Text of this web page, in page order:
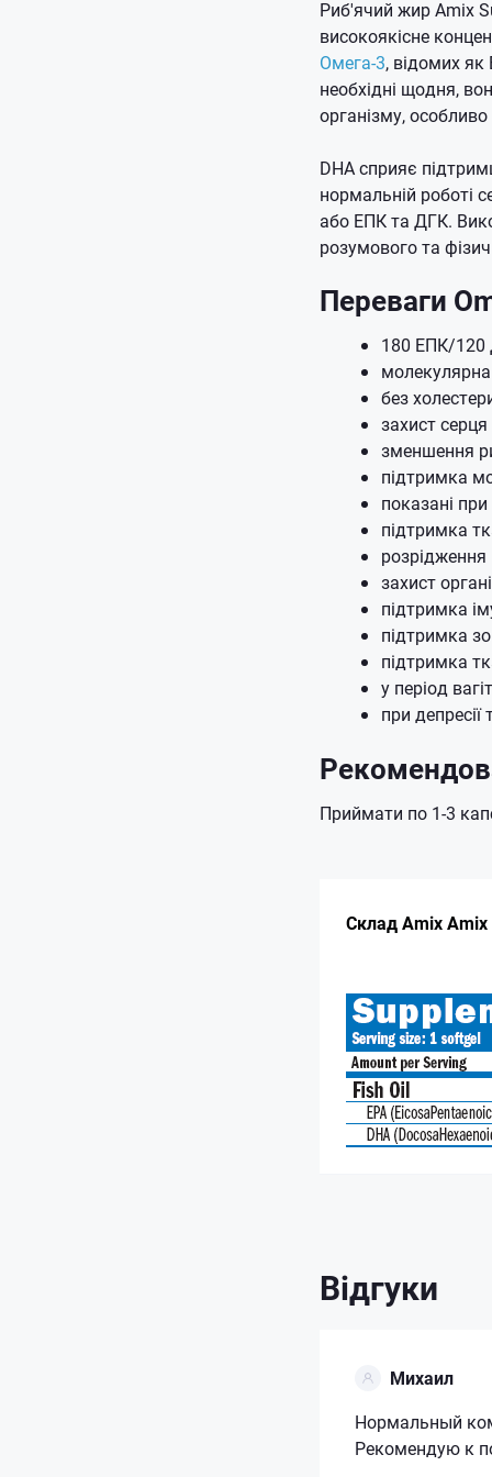
Риб'ячий жир Amix
високоякісне
Омега-3, відомих як
необхідні щодня,
організму,
DHA сприяє
нормальній роботі
або ЕПК та ДГК.
розумового та
Переваги
180 ЕПК/120
без
захист
зменшення
підтримка
показані
підтримка
розрідження
захист
підтримка
підтримка
підтримка
у період
при
Приймати по 1-3
Склад Amix Amix
Відгуки
Михаил
Нормальный
Рекомендую к